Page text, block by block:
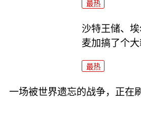
最热
沙特王储、
麦加搞了个大
最热
一场被世界遗忘的战争，正在